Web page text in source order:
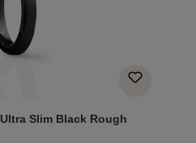
Slim Black Rough